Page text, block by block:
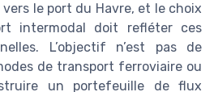
le port du Havre, et le choix
intermodal doit refléter ces
L’objectif n’est pas de
de transport ferroviaire ou
un portefeuille de flux